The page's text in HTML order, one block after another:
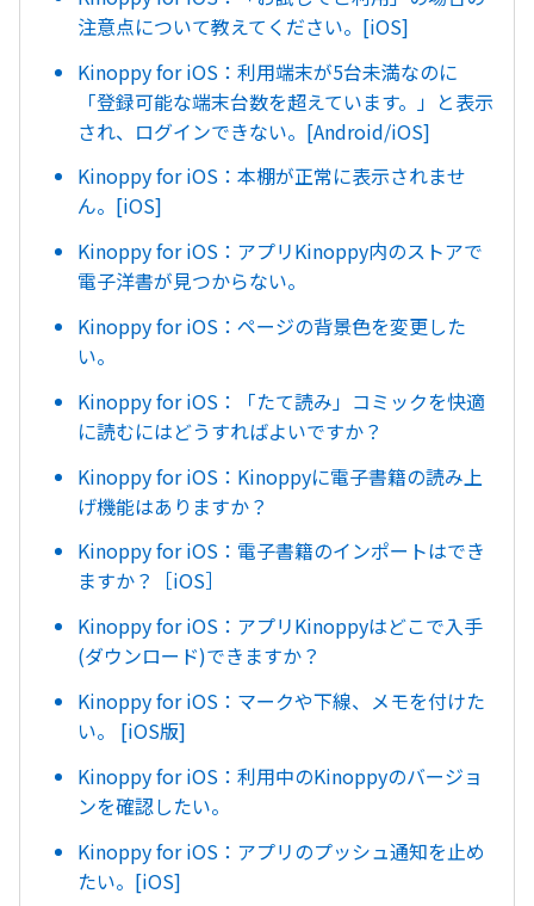
注意点について教えてください。[iOS]
Kinoppy for iOS：利用端末が5台未満なのに
「登録可能な端末台数を超えています。」と表示
され、ログインできない。[Android/iOS]
Kinoppy for iOS：本棚が正常に表示されませ
ん。[iOS]
Kinoppy for iOS：アプリKinoppy内のストアで
電子洋書が見つからない。
Kinoppy for iOS：ページの背景色を変更した
い。
Kinoppy for iOS：「たて読み」コミックを快適
に読むにはどうすればよいですか？
Kinoppy for iOS：Kinoppyに電子書籍の読み上
げ機能はありますか？
Kinoppy for iOS：電子書籍のインポートはでき
ますか？［iOS］
Kinoppy for iOS：アプリKinoppyはどこで入手
(ダウンロード)できますか？
Kinoppy for iOS：マークや下線、メモを付けた
い。 [iOS版]
Kinoppy for iOS：利用中のKinoppyのバージョ
ンを確認したい。
Kinoppy for iOS：アプリのプッシュ通知を止め
たい。[iOS]